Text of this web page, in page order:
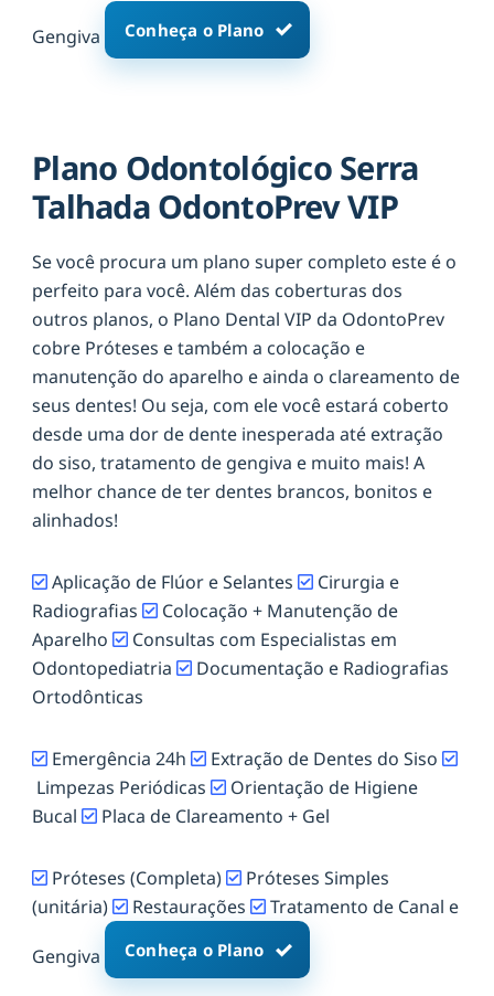
Gengiva Conheça o Plano
Plano Odontológico Serra
Talhada OdontoPrev VIP
Se você procura um plano super completo este é o
perfeito para você. Além das coberturas dos
outros planos, o Plano Dental VIP da OdontoPrev
cobre Próteses e também a colocação e
manutenção do aparelho e ainda o clareamento de
seus dentes! Ou seja, com ele você estará coberto
desde uma dor de dente inesperada até extração
do siso, tratamento de gengiva e muito mais! A
melhor chance de ter dentes brancos, bonitos e
alinhados!
Aplicação de Flúor e Selantes
Cirurgia e
Radiografias
Colocação + Manutenção de
Aparelho
Consultas com Especialistas em
Odontopediatria
Documentação e Radiografias
Ortodônticas
Emergência 24h
Extração de Dentes do Siso
Limpezas Periódicas
Orientação de Higiene
Bucal
Placa de Clareamento + Gel
Próteses (Completa)
Próteses Simples
(unitária)
Restaurações Tratamento de Canal e
Gengiva Conheça o Plano